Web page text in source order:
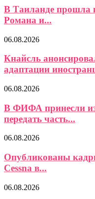
В Таиланде прошла
Романа и...
06.08.2026
Кнайсль
адаптации
06.08.2026
В ФИФА принесли
передать часть...
06.08.2026
Опубликованы
Cessna в...
06.08.2026